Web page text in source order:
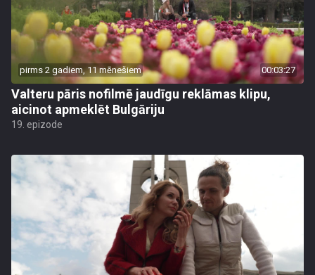
pirms 2 gadiem, 11 mēnešiem 00:03:27
Valteru pāris nofilmē jaudīgu reklāmas klipu,
aicinot apmeklēt Bulgāriju
19. epizode